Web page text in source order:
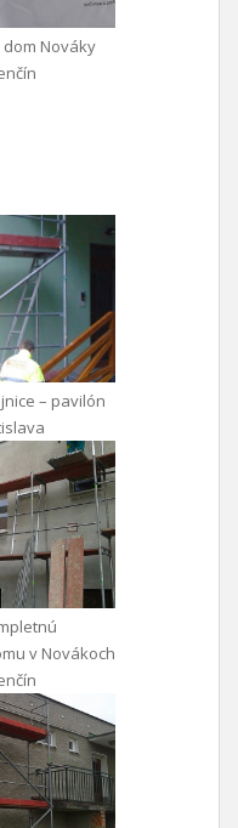
Nováky
– pavilón
v Novákoch